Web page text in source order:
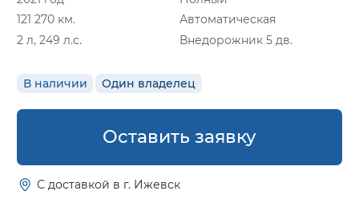
121 270 км.
Автоматическая
2 л, 249 л.с.
Внедорожник 5 дв.
В наличии Один владелец
Оставить заявку
С доставкой в г. Ижевск